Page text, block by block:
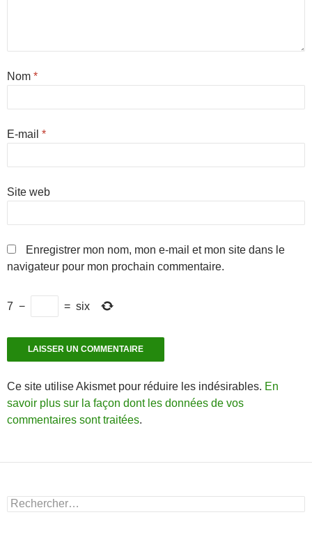
Nom *
E-mail *
Site web
Enregistrer mon nom, mon e-mail et mon site dans le
navigateur pour mon prochain commentaire.
7 − = six
Ce site utilise Akismet pour réduire les indésirables. En
savoir plus sur la façon dont les données de vos
commentaires sont traitées.
Rechercher :